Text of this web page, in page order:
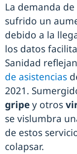
La demanda
sufrido un
debido a la
los datos
Sanidad
de asistencias
2021.
gripey otros
se vislumbra
de estos
colapsar.